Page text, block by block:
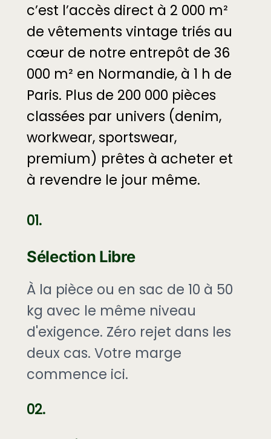
c’est l’accès direct à 2 000 m²
de vêtements vintage triés au
cœur de notre entrepôt de 36
000 m² en Normandie, à 1 h de
Paris. Plus de 200 000 pièces
classées par univers (denim,
workwear, sportswear,
premium) prêtes à acheter et
à revendre le jour même.
01.
Sélection Libre
À la pièce ou en sac de 10 à 50
kg avec le même niveau
d'exigence. Zéro rejet dans les
deux cas. Votre marge
commence ici.
02.